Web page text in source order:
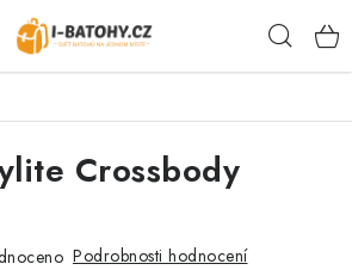
Crossbody
Podrobnosti hodnocení